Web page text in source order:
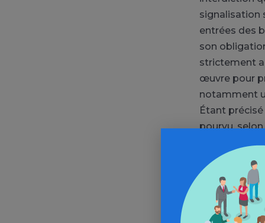
signalisation
entrées des
son
strictement
œuvre pour
notamment
Étant
pourvu,
sécurité des